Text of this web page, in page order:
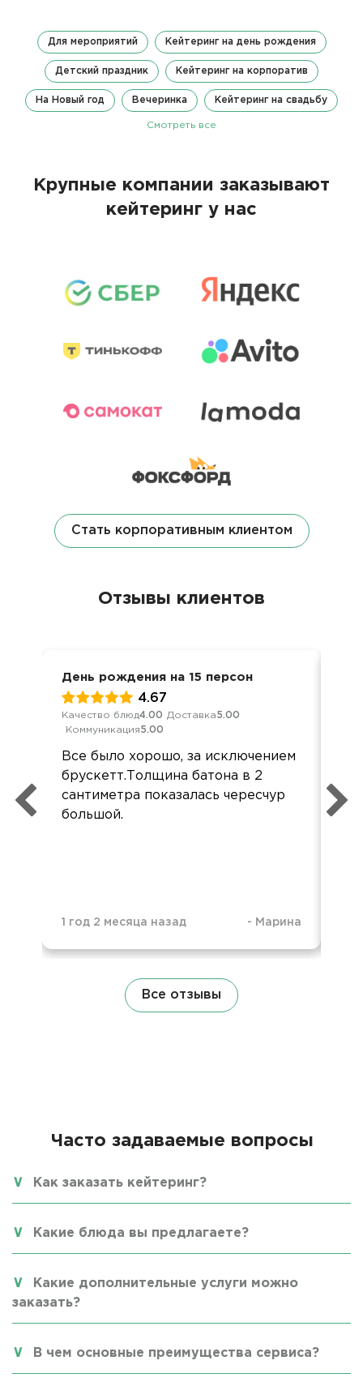
Для мероприятий Кейтеринг на день рождения
Детский праздник Кейтеринг на корпоратив
На Новый год Вечеринка Кейтеринг на свадьбу
Смотреть все
Крупные компании заказывают
кейтеринг у нас
Стать корпоративным клиентом
Отзывы клиентов
День рождения на 15 персон
4.67
Качество блюд4.00 Доставка5.00
Коммуникация5.00
Все было хорошо, за исключением
брускетт.Толщина батона в 2
сантиметра показалась чересчур
большой.
1 год 2 месяца назад - Марина
Все отзывы
Часто задаваемые вопросы
Как заказать кейтеринг?
Какие блюда вы предлагаете?
Какие дополнительные услуги можно
заказать?
В чем основные преимущества сервиса?